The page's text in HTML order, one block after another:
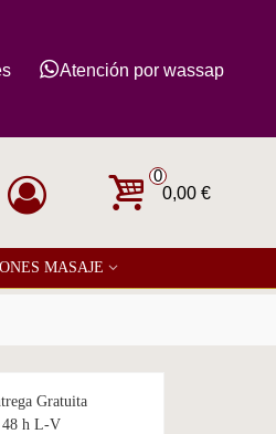
Atención por wassap
0
0,00 €
MASAJE
Gratuita
48 h L-V